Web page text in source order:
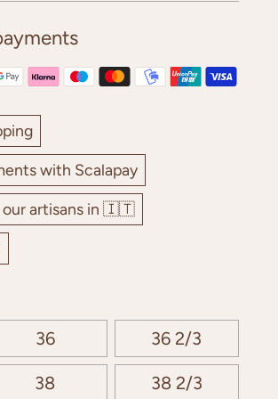
with Scalapay
our artisans in 🇮🇹
36 36 2/3
38 38 2/3